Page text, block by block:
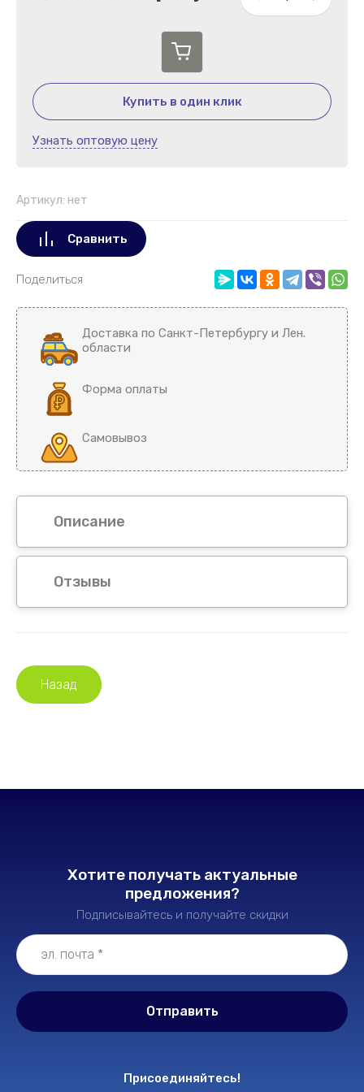
Купить в один клик
Узнать оптовую цену
Артикул: нет
Сравнить
Поделиться
Доставка по Санкт-Петербургу и Лен.
области
Форма оплаты
Самовывоз
Описание
Отзывы
Назад
Присоединяйтесь!
Хотите получать актуальные
предложения?
Подписывайтесь и получайте скидки
Отправить